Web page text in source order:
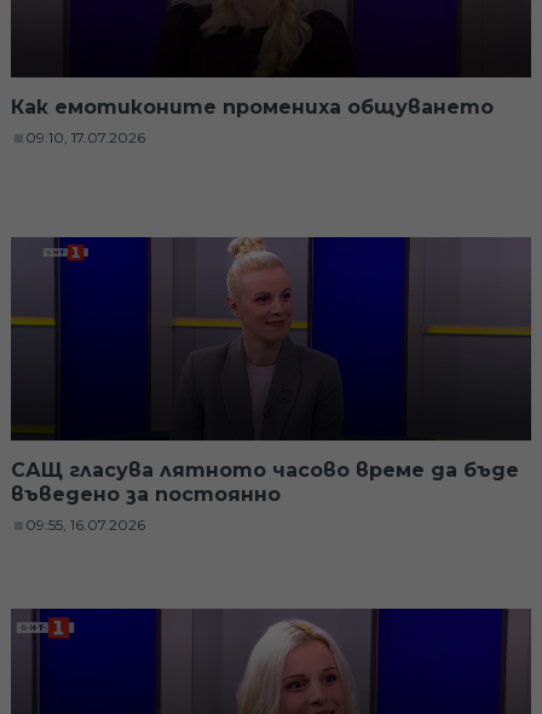
Как емотиконите промениха общуването
09:10, 17.07.2026
САЩ гласува лятното часово време да бъде
въведено за постоянно
09:55, 16.07.2026